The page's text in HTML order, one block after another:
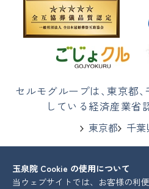
セルモグループは、東京都、
している経済産業省
東京都
千葉
株式会社セルモ
玉泉院 Cookie の使用について
当ウェブサイトでは、お客様の利